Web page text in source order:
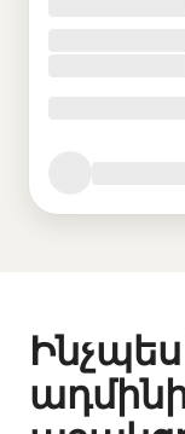
Ինչպես